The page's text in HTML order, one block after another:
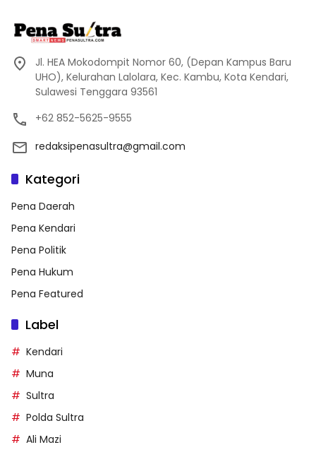
Jl. HEA Mokodompit Nomor 60, (Depan Kampus Baru
UHO), Kelurahan Lalolara, Kec. Kambu, Kota Kendari,
Sulawesi Tenggara 93561
+62 852-5625-9555
redaksipenasultra@gmail.com
Kategori
Pena Daerah
Pena Kendari
Pena Politik
Pena Hukum
Pena Featured
Label
Kendari
Muna
Sultra
Polda Sultra
Ali Mazi